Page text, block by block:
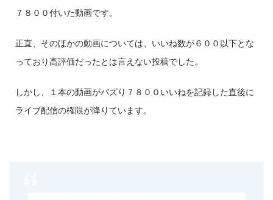
７８００付いた動画です。
正直、そのほかの動画については、いいね数が６００以下とな
っており高評価だったとは言えない投稿でした。
しかし、１本の動画がバズり７８００いいねを記録した直後に
ライブ配信の権限が降りています。